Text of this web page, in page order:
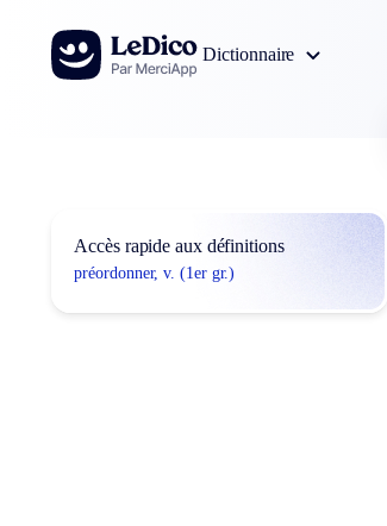
Aller au contenu
Dictionnaire
Accès rapide aux définitions
préordonner, v. (1er gr.)